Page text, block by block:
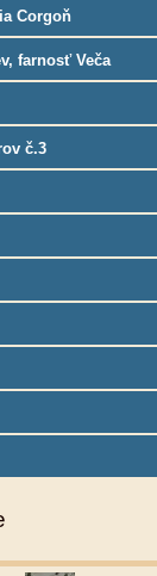
Corgoň
farnosť Veča
č.3